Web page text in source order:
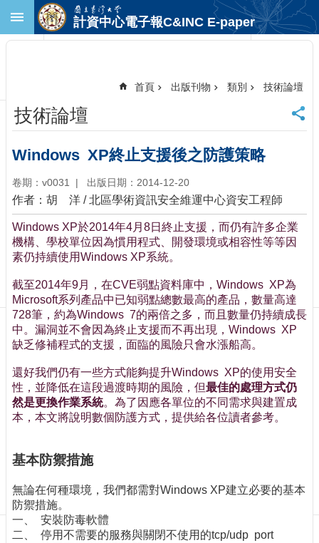
跳到主要內容區塊
首
頁
臺
大
首
頁
計
中
首
頁
聯
絡
資
訊
訂
取
網
站
覽
新
消
息
計資中心電子報C&INC E-paper
首頁 出版刊物 類別 技術論壇
技術論壇
Windows XP終止支援後之防護策略
卷期：v0031 出版日期：2014-12-20
作者：胡 洋 / 北區學術資訊安全維運中心資安工程師
Windows XP於2014年4月8日終止支援，而仍有許多企業
機構、學校單位因為慣用程式、開發環境或相容性等等因
素仍持續使用Windows XP系統。
截至2014年9月，在CVE弱點資料庫中，Windows XP為
Microsoft系列產品中已知弱點總數最高的產品，數量高達
728筆，約為Windows 7的兩倍之多，而且數量仍持續成長
中。漏洞並不會因為終止支援而不再出現，Windows XP
缺乏修補程式的支援，面臨的風險只會水漲船高。
還好我們仍有一些方式能夠提升Windows XP的使用安全
性，並降低在這段過渡時期的風險，但最佳的處理方式仍
然是更換作業系統。為了因應各單位的不同需求與建置成
本，本文將說明數個防護方式，提供給各位讀者參考。
基本防禦措施
無論在何種環境，我們都需對Windows XP建立必要的基本
防禦措施。
一、 安裝防毒軟體
二、 停用不需要的服務與關閉不使用的tcp/udp port